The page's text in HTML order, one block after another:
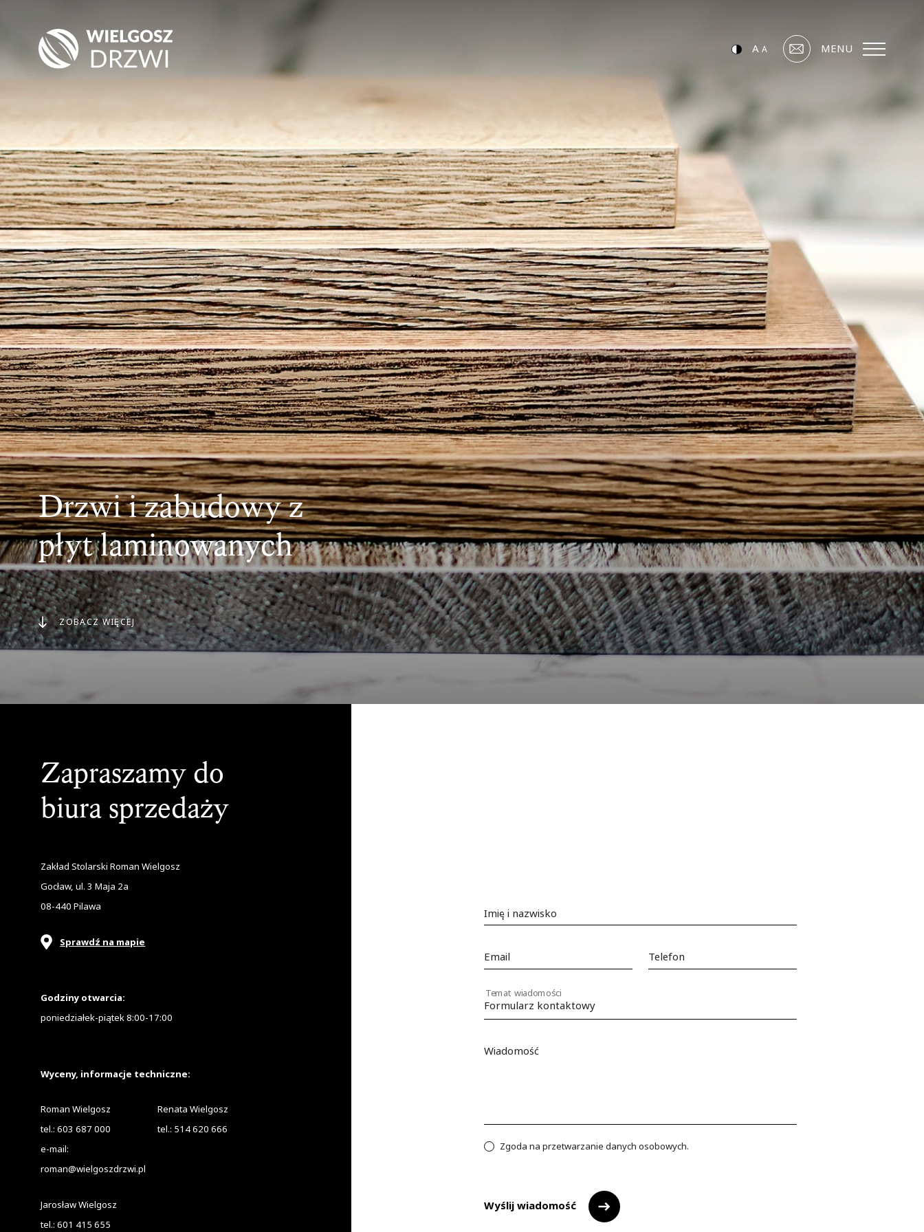
A A MENU
Drzwi i zabudowy z
płyt laminowanych
ZOBACZ WIĘCEJ
Zapraszamy do
biura sprzedaży
Zakład Stolarski Roman Wielgosz
Gocław, ul. 3 Maja 2a
08-440 Pilawa
Sprawdź na mapie
Godziny otwarcia:
poniedziałek-piątek 8:00-17:00
Wyceny, informacje techniczne:
Roman Wielgosz
tel.:603 687 000
e-mail:
roman@wielgoszdrzwi.pl
Renata Wielgosz
tel.: 514 620 666
Jarosław Wielgosz
tel.:601 415 655
Imię i nazwisko
Email Telefon
Temat wiadomości
Wiadomość
Zgoda na przetwarzanie danych osobowych.
Wyślij wiadomość